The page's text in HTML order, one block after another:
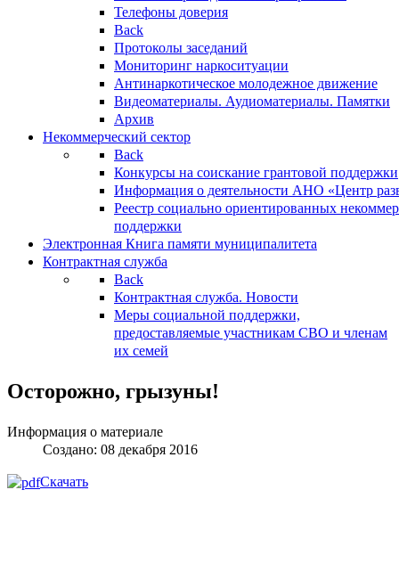
Телефоны доверия
Back
Протоколы заседаний
Мониторинг наркоситуации
Антинаркотическое молодежное движение
Видеоматериалы. Аудиоматериалы. Памятки
Архив
Некоммерческий сектор
Back
Конкурсы на соискание грантовой поддержки
Информация о деятельности АНО «Центр
Реестр социально ориентированных
поддержки
Электронная Книга памяти муниципалитета
Контрактная служба
Back
Контрактная служба. Новости
Меры социальной поддержки,
предоставляемые участникам СВО и членам
их семей
Осторожно, грызуны!
Информация о материале
Создано: 08 декабря 2016
Скачать